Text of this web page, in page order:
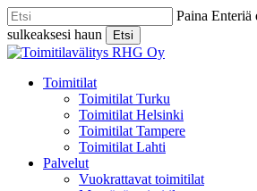
Skip
to
main
content
Paina Enteriä
sulkeaksesi haun
Etsi
Close
Menu
Toimitilat
Toimitilat Turku
Toimitilat Helsinki
Toimitilat Tampere
Toimitilat Lahti
Palvelut
Vuokrattavat toimitilat